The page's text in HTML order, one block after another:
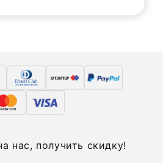
нас, получить скидку!